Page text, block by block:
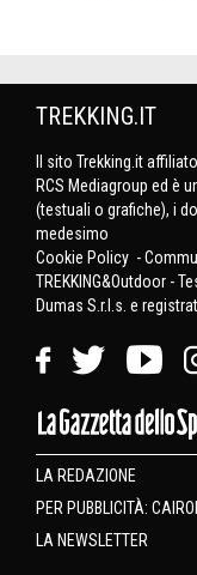
TREKKING.IT
Il sito Trekking.it
RCS Mediagroup ed è
(testuali o grafiche), i
medesimo
Cookie Policy -
TREKKING&Outdoor -
Dumas S.r.l.s. e
LA REDAZIONE
PER PUBBLICITÀ:
LA NEWSLETTER